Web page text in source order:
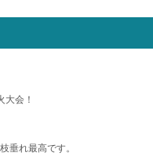
大会！
垂れ最高です。